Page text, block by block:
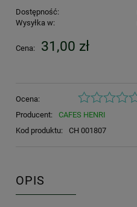
Dostępność:
Wysyłka w:
Cena: 31,00 zł
Ocena:
Producent:
CAFES HENRI
Kod produktu:
CH 001807
OPIS